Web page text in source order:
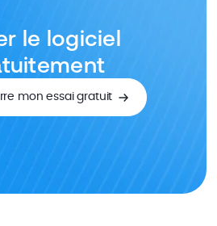
le logiciel
mon essai gratuit